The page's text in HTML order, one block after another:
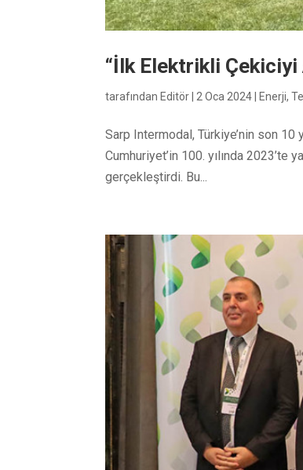
“İlk Elektrikli Çekiciyi
tarafından Editör |2 Oca 2024 Enerji,
Sarp Intermodal, Türkiye’nin son 10
Cumhuriyet’in 100. yılında 2023’te
gerçekleştirdi. Bu...